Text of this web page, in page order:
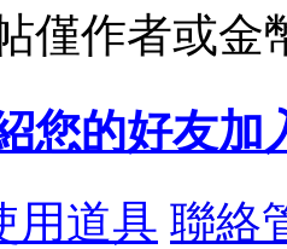
僅作者或金
您的好友加
用道具 聯絡